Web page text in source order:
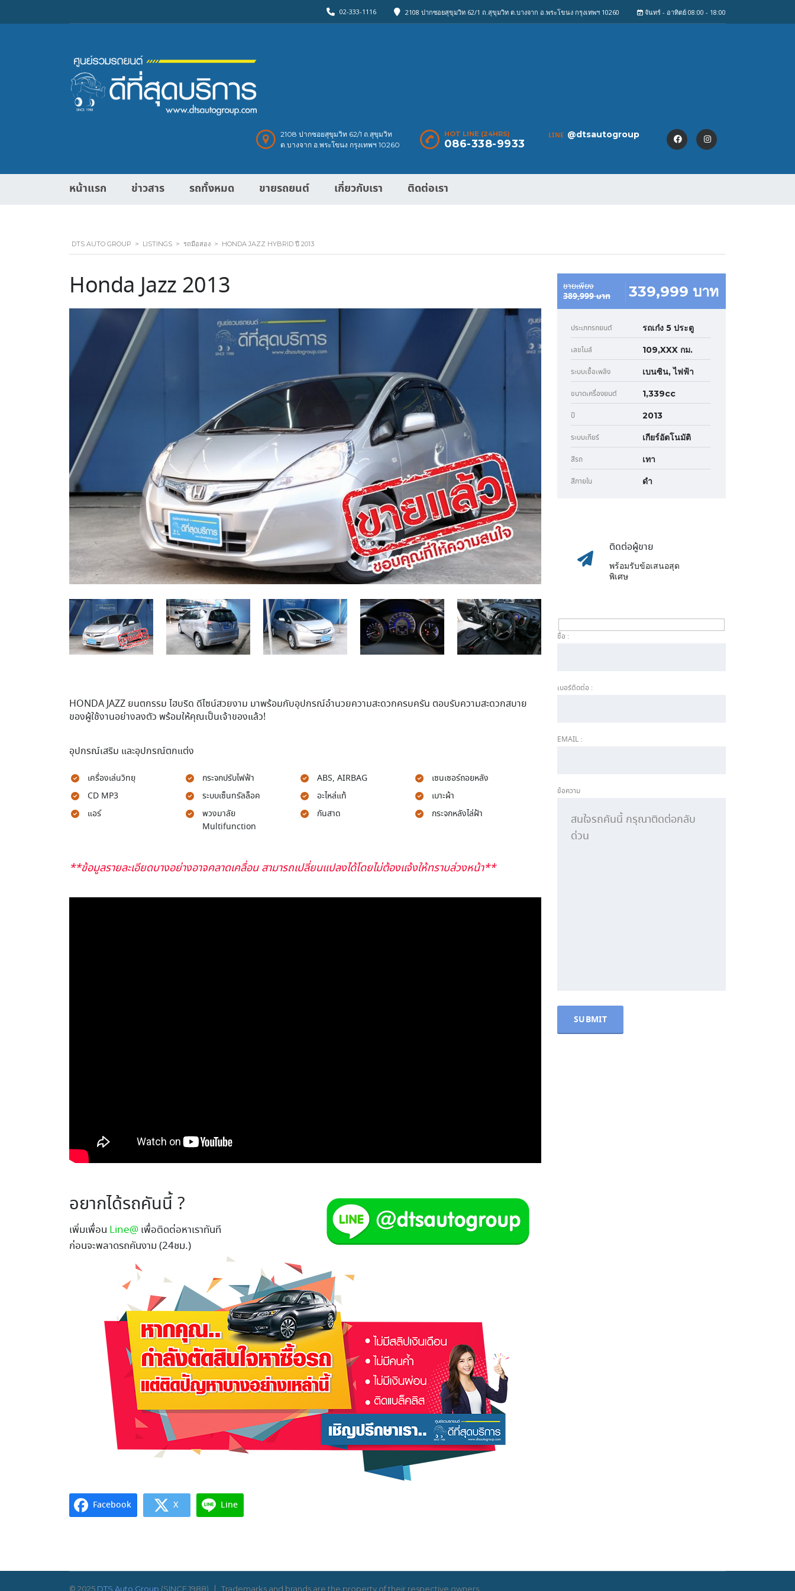
จันทร์ - อาทิตย์ 08:00 - 18:00
2108 ปากซอยสุขุมวิท 62/1 ถ.สุขุมวิท ต.บางจาก อ.พระโขนง กรุงเทพฯ 10260
02-333-1116
LINE @dtsautogroup
HOT LINE (24HRS)
086-338-9933
2108 ปากซอยสุขุมวิท 62/1 ถ.สุขุมวิท
ต.บางจาก อ.พระโขนง กรุงเทพฯ 10260
หน้าแรก ข่าวสาร รถทั้งหมด ขายรถยนต์ เกี่ยวกับเรา ติดต่อเรา
DTS AUTO GROUP > LISTINGS > รถมือสอง > HONDA JAZZ HYBRID ปี 2013
Honda Jazz 2013
HONDA JAZZ ยนตกรรม ไฮบริด ดีไซน์สวยงาม มาพร้อมกับอุปกรณ์อำนวยความสะดวกครบครัน ตอบรับความสะดวกสบาย
ของผู้ใช้งานอย่างลงตัว พร้อมให้คุณเป็นเจ้าของแล้ว!
อุปกรณ์เสริม และอุปกรณ์ตกแต่ง
เครื่องเล่นวิทยุ
CD MP3
แอร์
กระจกปรับไฟฟ้า
ระบบเซ็นทรัลล็อค
พวงมาลัย
Multifunction
ABS, AIRBAG
อะไหล่แท้
กันสาด
เซนเซอร์ถอยหลัง
เบาะผ้า
กระจกหลังไล่ฝ้า
**ข้อมูลรายละเอียดบางอย่างอาจคลาดเคลื่อน สามารถเปลี่ยนแปลงได้โดยไม่ต้องแจ้งให้ทราบล่วงหน้า**
อยากได้รถคันนี้ ?
เพิ่มเพื่อน Line@ เพื่อติดต่อหาเราทันที
ก่อนจะพลาดรถคันงาม (24ชม.)
ขายเพียง
389,999 บาท 339,999 บาท
ประเภทรถยนต์ รถเก๋ง 5 ประตู
เลขไมล์ 109,XXX กม.
ระบบเชื้อเพลิง เบนซิน, ไฟฟ้า
ขนาดเครื่องยนต์ 1,339cc
ปี 2013
ระบบเกียร์ เกียร์อัตโนมัติ
สีรถ เทา
สีภายใน ดำ
ติดต่อผู้ขาย
พร้อมรับข้อเสนอสุด
พิเศษ
ชื่อ :
เบอร์ติดต่อ :
EMAIL :
ข้อความ
Facebook X Line
© 2025 DTS Auto Group (SINCE 1988) Trademarks and brands are the property of their respective owners.